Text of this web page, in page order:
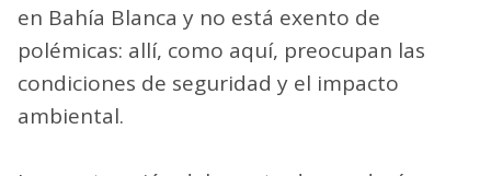
en Bahía Blanca y no está exento de
polémicas: allí, como aquí, preocupan las
condiciones de seguridad y el impacto
ambiental.